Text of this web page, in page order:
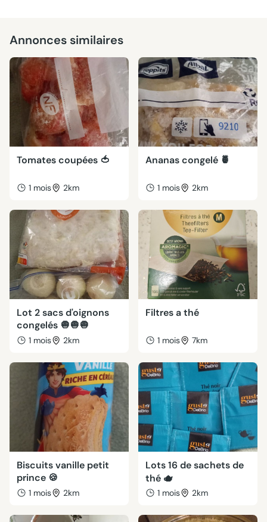
Annonces similaires
Tomates coupées 🍅
1 mois 2km
Ananas congelé 🍍
1 mois 2km
Lot 2 sacs d'oignons
congelés 🧅🧅🧅
1 mois 2km
Filtres a thé
1 mois 7km
Biscuits vanille petit
prince 🍪
1 mois 2km
Lots 16 de sachets de
thé 🫖
1 mois 2km